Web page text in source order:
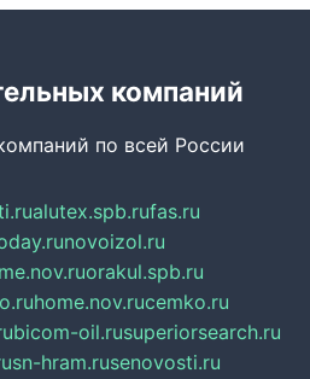
компаний
по всей России
alutex.spb.rufas.ru
novoizol.ru
orakul.spb.ru
home.nov.rucemko.ru
bicom-oil.rusuperiorsearch.ru
sn-hram.rusenovosti.ru